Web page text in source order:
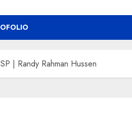
| Randy Rahman Hussen